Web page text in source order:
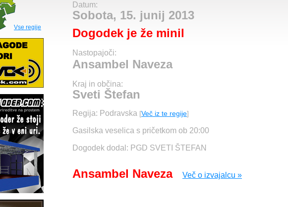
Vse regije
Datum:
Sobota, 15. junij 2013
Dogodek je že minil
Nastopajoči:
Ansambel Naveza
Kraj in občina:
Sveti Štefan
Regija: Podravska [Več iz te regije]
Gasilska veselica s pričetkom ob 20:00
Dogodek dodal: PGD SVETI ŠTEFAN
Ansambel Naveza Več o izvajalcu »